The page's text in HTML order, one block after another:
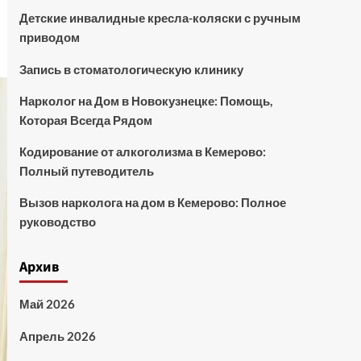
Детские инвалидные кресла-коляски с ручным
приводом
Запись в стоматологическую клинику
Нарколог на Дом в Новокузнецке: Помощь,
Которая Всегда Рядом
Кодирование от алкоголизма в Кемерово:
Полный путеводитель
Вызов нарколога на дом в Кемерово: Полное
руководство
Архив
Май 2026
Апрель 2026